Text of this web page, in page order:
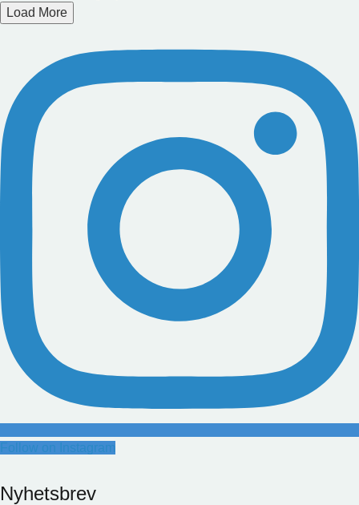
Load More
Nyhetsbrev